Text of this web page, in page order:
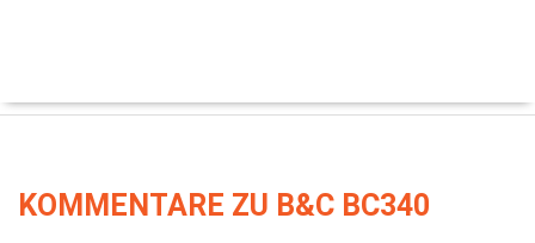
KOMMENTARE ZU B&C BC340